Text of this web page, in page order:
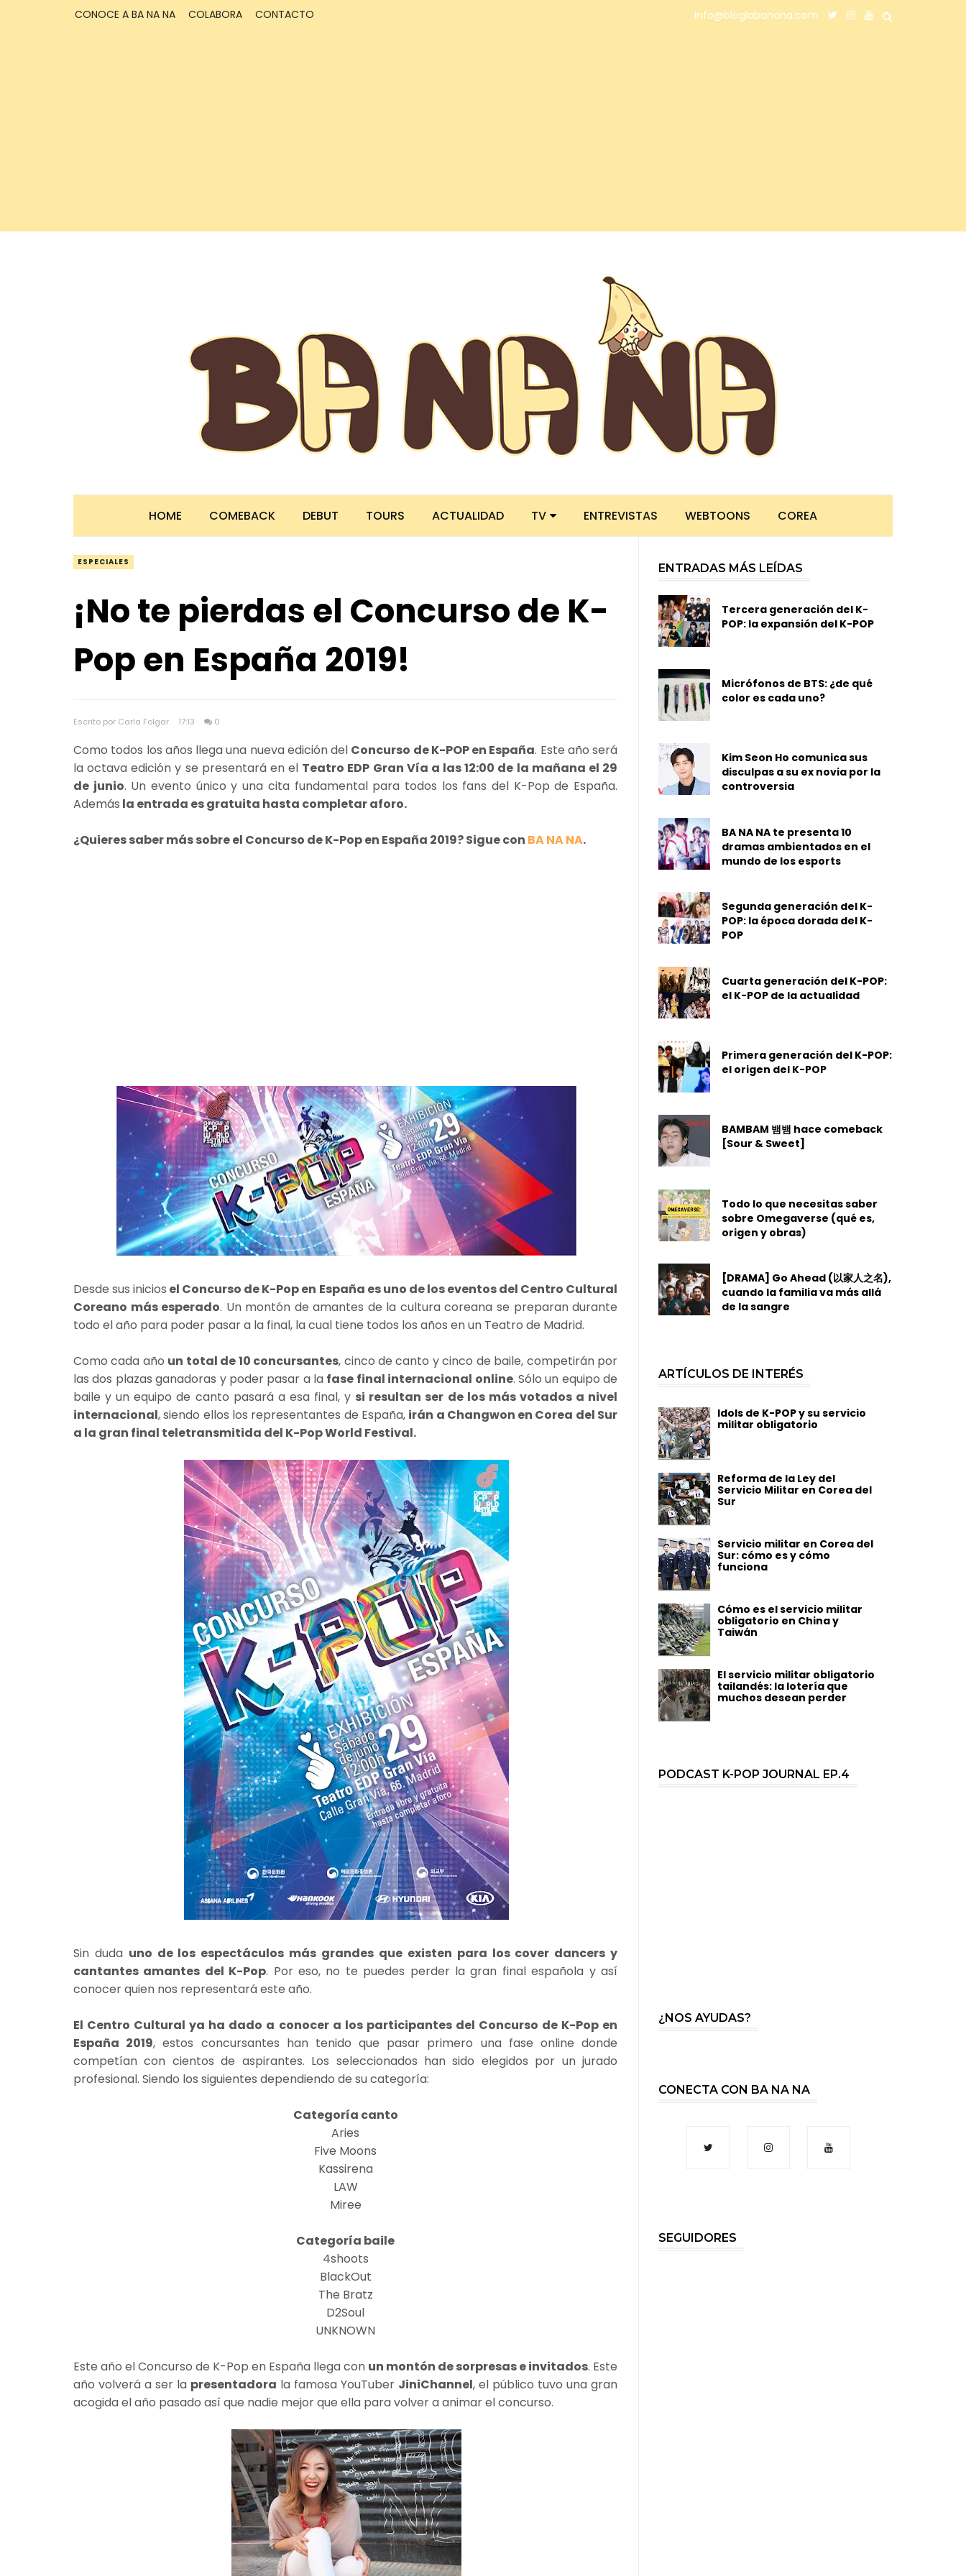
CONOCE A BA NA NA COLABORA CONTACTO info@bloglabanana.com
HOME COMEBACK DEBUT TOURS ACTUALIDAD TV ENTREVISTAS WEBTOONS COREA
ESPECIALES
¡No te pierdas el Concurso de K-
Pop en España 2019!
Escrito por Carla Folgar 17:13 0
Como todos los años llega una nueva edición del Concurso de K-POP en España. Este año será
la octava edición y se presentará en el Teatro EDP Gran Vía a las 12:00 de la mañana el 29
de junio. Un evento único y una cita fundamental para todos los fans del K-Pop de España.
Además la entrada es gratuita hasta completar aforo.
¿Quieres saber más sobre el Concurso de K-Pop en España 2019? Sigue con BA NA NA.
Desde sus inicios el Concurso de K-Pop en España es uno de los eventos del Centro Cultural
Coreano más esperado. Un montón de amantes de la cultura coreana se preparan durante
todo el año para poder pasar a la final, la cual tiene todos los años en un Teatro de Madrid.
Como cada año un total de 10 concursantes, cinco de canto y cinco de baile, competirán por
las dos plazas ganadoras y poder pasar a la fase final internacional online. Sólo un equipo de
baile y un equipo de canto pasará a esa final, y si resultan ser de los más votados a nivel
internacional, siendo ellos los representantes de España, irán a Changwon en Corea del Sur
a la gran final teletransmitida del K-Pop World Festival.
Sin duda uno de los espectáculos más grandes que existen para los cover dancers y
cantantes amantes del K-Pop. Por eso, no te puedes perder la gran final española y así
conocer quien nos representará este año.
El Centro Cultural ya ha dado a conocer a los participantes del Concurso de K-Pop en
España 2019, estos concursantes han tenido que pasar primero una fase online donde
competían con cientos de aspirantes. Los seleccionados han sido elegidos por un jurado
profesional. Siendo los siguientes dependiendo de su categoría:
Categoría canto
Aries
Five Moons
Kassirena
LAW
Miree
Categoría baile
4shoots
BlackOut
The Bratz
D2Soul
UNKNOWN
Este año el Concurso de K-Pop en España llega con un montón de sorpresas e invitados. Este
año volverá a ser la presentadora la famosa YouTuber JiniChannel, el público tuvo una gran
acogida el año pasado así que nadie mejor que ella para volver a animar el concurso.
ENTRADAS MÁS LEÍDAS
Tercera generación del K-
POP: la expansión del K-POP
Micrófonos de BTS: ¿de qué
color es cada uno?
Kim Seon Ho comunica sus
disculpas a su ex novia por la
controversia
BA NA NA te presenta 10
dramas ambientados en el
mundo de los esports
Segunda generación del K-
POP: la época dorada del K-
POP
Cuarta generación del K-POP:
el K-POP de la actualidad
Primera generación del K-POP:
el origen del K-POP
BAMBAM 뱀뱀 hace comeback
[Sour & Sweet]
Todo lo que necesitas saber
sobre Omegaverse (qué es,
origen y obras)
[DRAMA] Go Ahead (以家人之名),
cuando la familia va más allá
de la sangre
ARTÍCULOS DE INTERÉS
Idols de K-POP y su servicio
militar obligatorio
Reforma de la Ley del
Servicio Militar en Corea del
Sur
Servicio militar en Corea del
Sur: cómo es y cómo
funciona
Cómo es el servicio militar
obligatorio en China y
Taiwán
El servicio militar obligatorio
tailandés: la lotería que
muchos desean perder
PODCAST K-POP JOURNAL EP.4
¿NOS AYUDAS?
CONECTA CON BA NA NA
SEGUIDORES